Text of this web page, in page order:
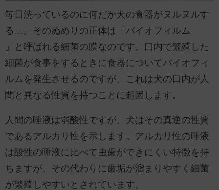
毎日洗っているのに何だか犬の食器がヌルヌルす
る…。そのぬめりの正体は「バイオフィルム
」と呼ばれる細菌の膜なのです。口内で繁殖した
細菌が食事をするときに食器についてバイオフィ
ルムを発生させるのですが、これは犬の口内が人
間と異なる性質を持つことに起因します。
人間の唾液は弱酸性ですが、犬はその真逆の性質
であるアルカリ性を示します。アルカリ性の唾液
は酸性の唾液に比べて虫歯ができにくい特徴を持
ちますが、その代わりに歯垢が溜まりやすく細菌
が繁殖しやすいとされています。